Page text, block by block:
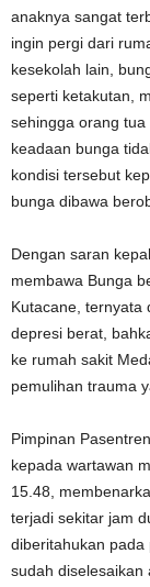
anaknya sangat
ingin pergi dari
kesekolah lain,
seperti ketakutan,
sehingga orang
keadaan bunga
kondisi tersebut
bunga dibawa
Dengan saran
membawa Bunga
Kutacane, ternyata
depresi berat,
ke rumah sakit
pemulihan trauma
Pimpinan
kepada wartawan
15.48,
terjadi sekitar jam
diberitahukan
sudah diselesaikan